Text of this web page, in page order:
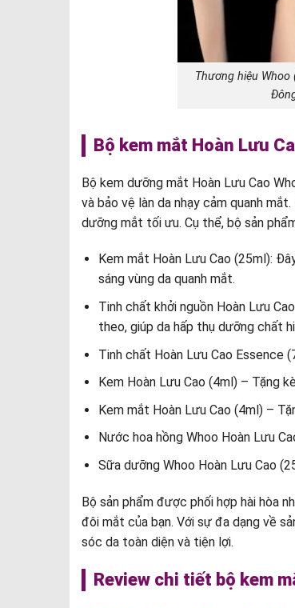
Thương hiệu
Bộ kem mắt Hoàn Lưu
Bộ kem dưỡng mắt Hoàn Lưu Cao
và bảo vệ làn da nhạy cảm quanh
dưỡng mắt tối ưu. Cụ thể, bộ sản
Kem mắt Hoàn Lưu Cao (25ml):
sáng vùng da quanh mắt.
Tinh chất khởi nguồn Hoàn Lưu
theo, giúp da hấp thụ dưỡng chất
Tinh chất Hoàn Lưu Cao Essence
Kem Hoàn Lưu Cao (4ml) – Tặng
Kem mắt Hoàn Lưu Cao (4ml) –
Nước hoa hồng Whoo Hoàn Lưu
Sữa dưỡng Whoo Hoàn Lưu Cao
Bộ sản phẩm được phối hợp hài hòa
đôi mắt của bạn. Với sự đa dạng về
sóc da toàn diện và tiện lợi.
Review chi tiết bộ kem